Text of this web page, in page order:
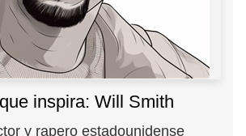
inspira: Will Smith
y rapero estadounidense